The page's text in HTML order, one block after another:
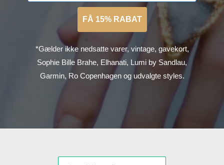
FÅ 15% RABAT
*Gælder ikke nedsatte varer, vintage, gavekort,
Sophie Bille Brahe, Elhanati, Lumi by Sandlau,
Garmin, Ro Copenhagen og udvalgte styles.